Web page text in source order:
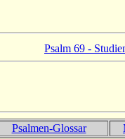
Psalm 69 -
Psalmen-Glossar